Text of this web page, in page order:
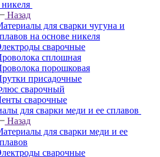
Назад
для сварки чугуна и
на основе никеля
сварочные
сплошная
порошковая
присадочные
сварочный
сварочные
для сварки меди и ее сплавов
Назад
для сварки меди и ее
сварочные